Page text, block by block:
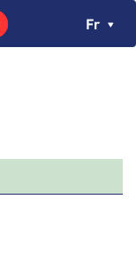
Fr